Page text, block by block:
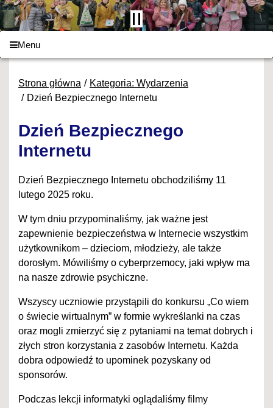
Menu
Strona główna
Kategoria: Wydarzenia
Dzień Bezpiecznego Internetu
Dzień Bezpiecznego
Internetu
Dzień Bezpiecznego Internetu obchodziliśmy 11
lutego 2025 roku.
W tym dniu przypominaliśmy, jak ważne jest
zapewnienie bezpieczeństwa w Internecie wszystkim
użytkownikom – dzieciom, młodzieży, ale także
dorosłym. Mówiliśmy o cyberprzemocy, jaki wpływ ma
na nasze zdrowie psychiczne.
Wszyscy uczniowie przystąpili do konkursu „Co wiem
o świecie wirtualnym” w formie wykreślanki na czas
oraz mogli zmierzyć się z pytaniami na temat dobrych i
złych stron korzystania z zasobów Internetu. Każda
dobra odpowiedź to upominek pozyskany od
sponsorów.
Podczas lekcji informatyki oglądaliśmy filmy